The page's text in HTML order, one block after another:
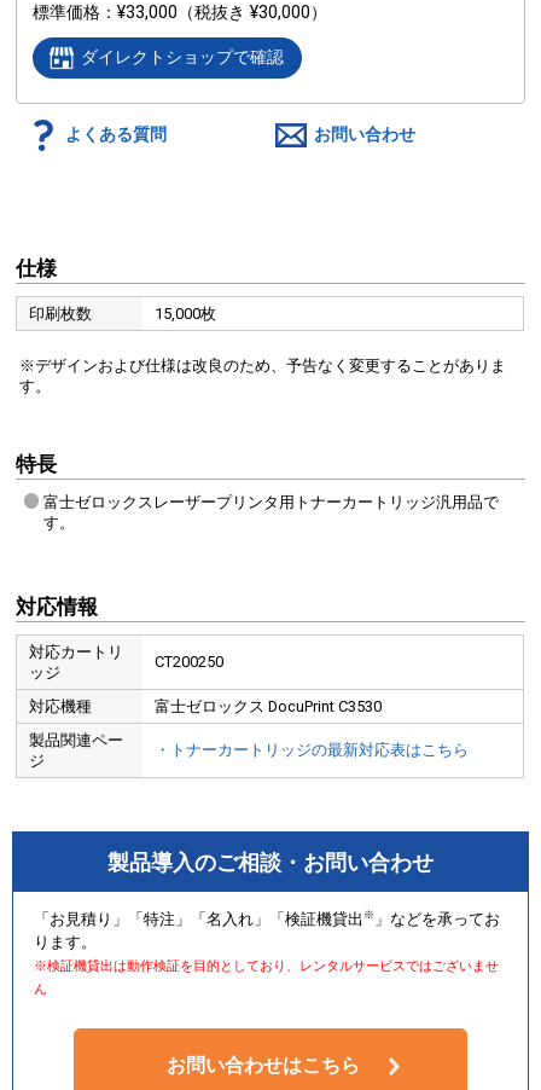
標準価格
¥33,000 （税抜き ¥30,000）
ダイレクトショップで確認
よくある質問 お問い合わせ
仕様
印刷枚数 15,000枚
※デザインおよび仕様は改良のため、予告なく変更することがありま
す。
特長
富士ゼロックスレーザープリンタ用トナーカートリッジ汎用品で
す。
対応情報
対応カートリ
ッジ
CT200250
対応機種
富士ゼロックス DocuPrint C3530
製品関連ペー
ジ
・トナーカートリッジの最新対応表はこちら
製品導入のご相談・お問い合わせ
「お見積り」「特注」「名入れ」「検証機貸出 ※ 」などを承ってお
ります。
※検証機貸出は動作検証を目的としており、レンタルサービスではございませ
ん
お問い合わせはこちら